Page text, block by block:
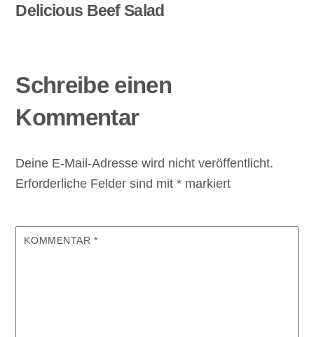
Delicious Beef Salad
Schreibe einen
Kommentar
Deine E-Mail-Adresse wird nicht veröffentlicht.
Erforderliche Felder sind mit* markiert
KOMMENTAR*